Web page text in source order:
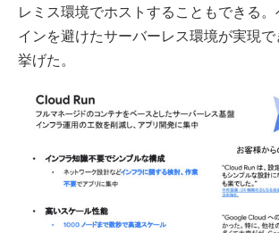
レミス環境でホストすることもできる。
インを避けたサーバーレス環境が実現
挙げた。